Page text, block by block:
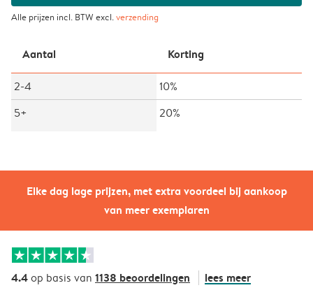
Elke dag lage prijzen, met extra voordeel bij aankoop
van meer exemplaren
Alle prijzen incl. BTW excl.verzending
Aantal Korting
2-4
10%
5+
20%
4.4op basis van 1138 beoordelingen lees meer